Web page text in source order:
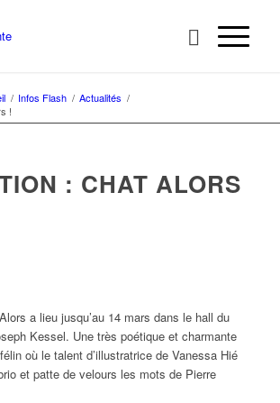
/ Infos Flash / Actualités /
!
: CHAT ALORS
a lieu jusqu’au 14 mars dans le hall du
Kessel. Une très poétique et charmante
où le talent d’illustratrice de Vanessa Hié
et patte de velours les mots de Pierre